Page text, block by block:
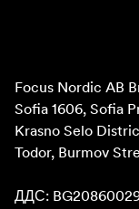
Focus Nordic AB
Sofia 1606, Sofia
Krasno Selo
Todor, Burmov
ДДС: